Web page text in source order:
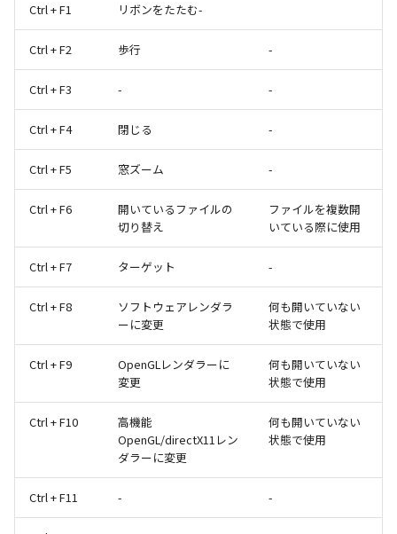
Ctrl + F1 リボンをたたむ-
Ctrl + F2 歩行 -
Ctrl + F3 - -
Ctrl + F4 閉じる -
Ctrl + F5 窓ズーム -
Ctrl + F6
開いているファイルの
切り替え
ファイルを複数開
いている際に使用
Ctrl + F7 ターゲット -
Ctrl + F8
ソフトウェアレンダラ
ーに変更
何も開いていない
状態で使用
Ctrl + F9
OpenGLレンダラーに
変更
何も開いていない
状態で使用
Ctrl + F10
高機能
OpenGL/directX11レン
ダラーに変更
何も開いていない
状態で使用
Ctrl + F11 - -